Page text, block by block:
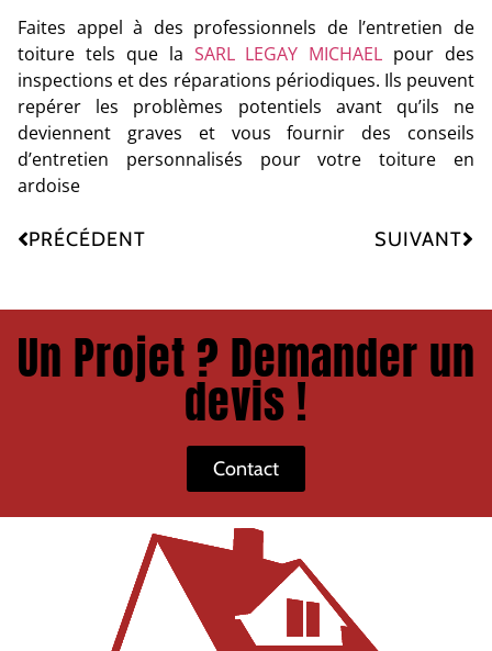
Faites appel à des professionnels de l’entretien de
toiture tels que la SARL LEGAY MICHAEL pour des
inspections et des réparations périodiques. Ils peuvent
repérer les problèmes potentiels avant qu’ils ne
deviennent graves et vous fournir des conseils
d’entretien personnalisés pour votre toiture en
ardoise
PRÉCÉDENT SUIVANT
Un Projet ? Demander un
devis !
Contact